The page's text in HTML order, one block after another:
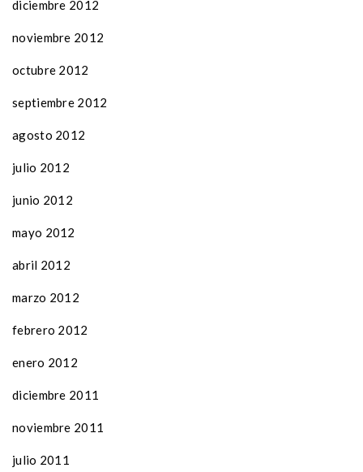
diciembre 2012
noviembre 2012
octubre 2012
septiembre 2012
agosto 2012
julio 2012
junio 2012
mayo 2012
abril 2012
marzo 2012
febrero 2012
enero 2012
diciembre 2011
noviembre 2011
julio 2011